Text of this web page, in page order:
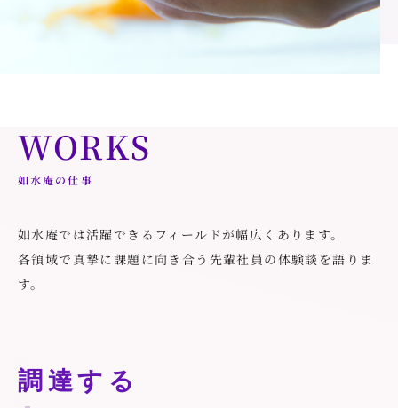
WORKS
如水庵の仕事
如水庵では活躍できるフィールドが幅広くあります。
各領域で真摯に課題に向き合う先輩社員の体験談を語りま
す。
調達する